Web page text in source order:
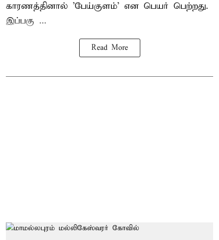
காரணத்தினால் 'பேய்குளம்' என பெயர் பெற்றது.
இப்பகு ...
Read More